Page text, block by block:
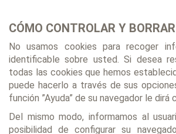
CÓMO CONTROLAR Y
No usamos cookies para recoger
identificable sobre usted. Si desea
todas las cookies que hemos
puede hacerlo a través de sus
función ”Ayuda” de su navegador le dirá
Del mismo modo, informamos al
posibilidad de configurar su